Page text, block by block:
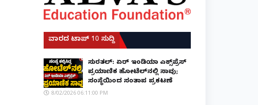
ವಾರದ ಟಾಪ್ 10 ಸುದ್ದಿ
ಸುರತ್ಕಲ್: ಏರ್ ಇಂಡಿಯಾ ಎಕ್ಸ್‌ಪ್ರೆಸ್
ಪ್ರಯಾಣಿಕ ಹೋಟೆಲ್‌ನಲ್ಲಿ ಸಾವು;
ಸಂಸ್ಥೆಯಿಂದ ಸಂತಾಪ ಪ್ರಕಟಣೆ
8/02/2026 06:11:00 PM